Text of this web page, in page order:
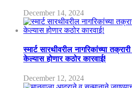
December 14, 2024
स्मार्ट सारथीवरील नागरिकांच्या
केल्यास होणार कठोर कारवाई!
December 12, 2024